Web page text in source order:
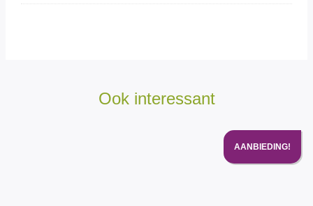
Ook interessant
AANBIEDING!